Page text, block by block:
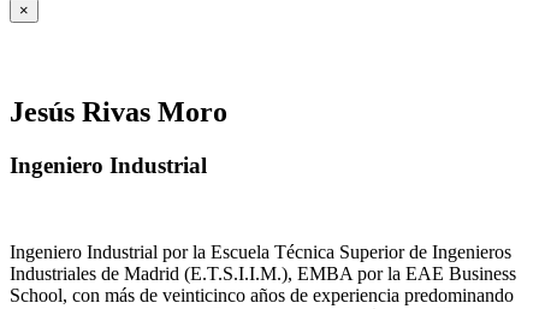
×
Jesús Rivas Moro
Ingeniero Industrial
Ingeniero Industrial por la Escuela Técnica Superior de Ingenieros
Industriales de Madrid (E.T.S.I.I.M.), EMBA por la EAE Business
School, con más de veinticinco años de experiencia predominando